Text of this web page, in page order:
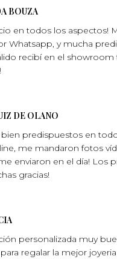
BOUZA
en todos los aspectos!
Whatsapp, y mucha
recibí en el showroom
DE OLANO
bien predispuestos en
me mandaron fotos
enviaron en el día! Los
gracias!
personalizada muy
regalar la mejor